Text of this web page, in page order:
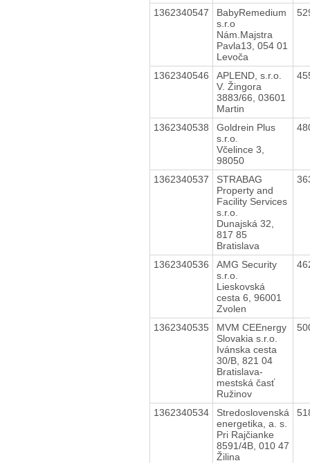
1362340547
BabyRemedium
s.r.o
Nám.Majstra
Pavla13, 054 01
Levoča
1362340546
APLEND, s.r.o.
V. Žingora
3883/66, 03601
Martin
1362340538
Goldrein Plus
s.r.o.
Včelince 3,
98050
1362340537
STRABAG
Property and
Facility Services
s.r.o.
Dunajská 32,
817 85
Bratislava
1362340536
AMG Security
s.r.o.
Lieskovská
cesta 6, 96001
Zvolen
1362340535
MVM CEEnergy
Slovakia s.r.o.
Ivánska cesta
30/B, 821 04
Bratislava-
mestská časť
Ružinov
1362340534
Stredoslovenská
energetika, a. s.
Pri Rajčianke
8591/4B, 010 47
Žilina